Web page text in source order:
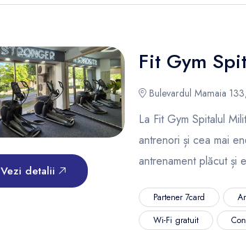
Vezi detalii
Fit Gym
Bulevardul Mamaia
La Fit Gym Spitalul
antrenori și cea mai
antrenament plăcut și
Partener 7card
Wi-Fi gratuit